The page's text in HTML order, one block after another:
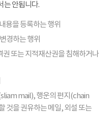
는 안됩니다.
용을 등록하는 행위
경하는 행위
또는 지적재산권을 침해하거나
mail), 행운의 편지(chain
것을 권유하는 메일, 외설 또는